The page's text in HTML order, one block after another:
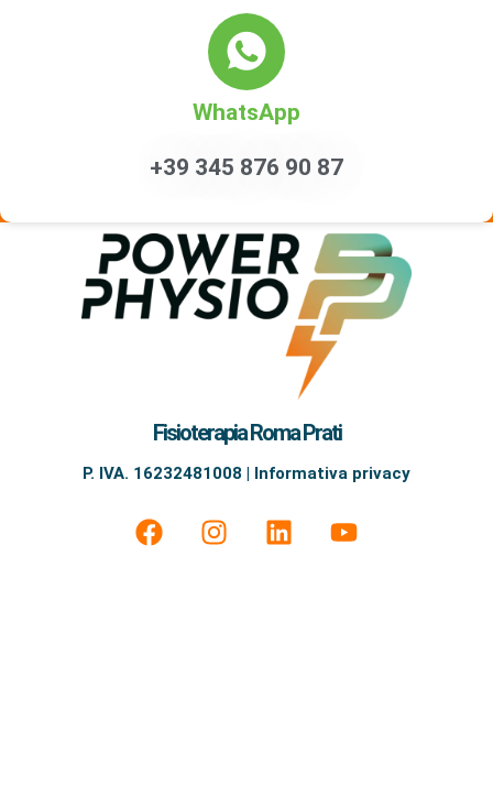
WhatsApp
+39 345 876 90 87
Fisioterapia Roma Prati
P. IVA. 16232481008 | Informativa privacy